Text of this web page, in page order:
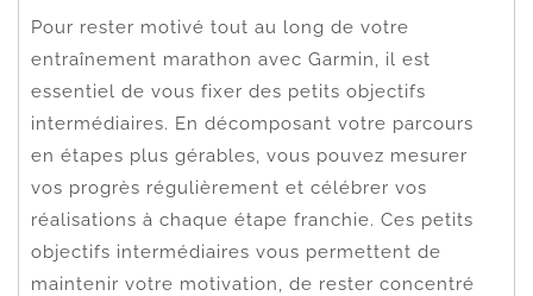
Pour rester motivé tout au long de votre
entraînement marathon avec Garmin, il est
essentiel de vous fixer des petits objectifs
intermédiaires. En décomposant votre parcours
en étapes plus gérables, vous pouvez mesurer
vos progrès régulièrement et célébrer vos
réalisations à chaque étape franchie. Ces petits
objectifs intermédiaires vous permettent de
maintenir votre motivation, de rester concentré